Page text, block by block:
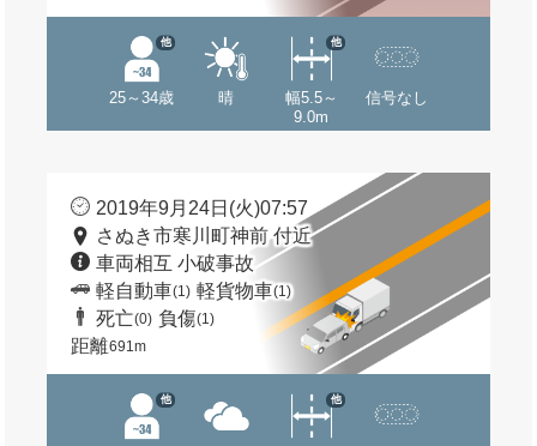
25～34歳
他
晴
幅5.5～
9.0m
他
信号なし
2019年9月24日(火)07:57
さぬき市寒川町神前 付近
車両相互 小破事故
軽自動車(1) 軽貨物車(1)
死亡(0) 負傷(1)
距離691m
他 他